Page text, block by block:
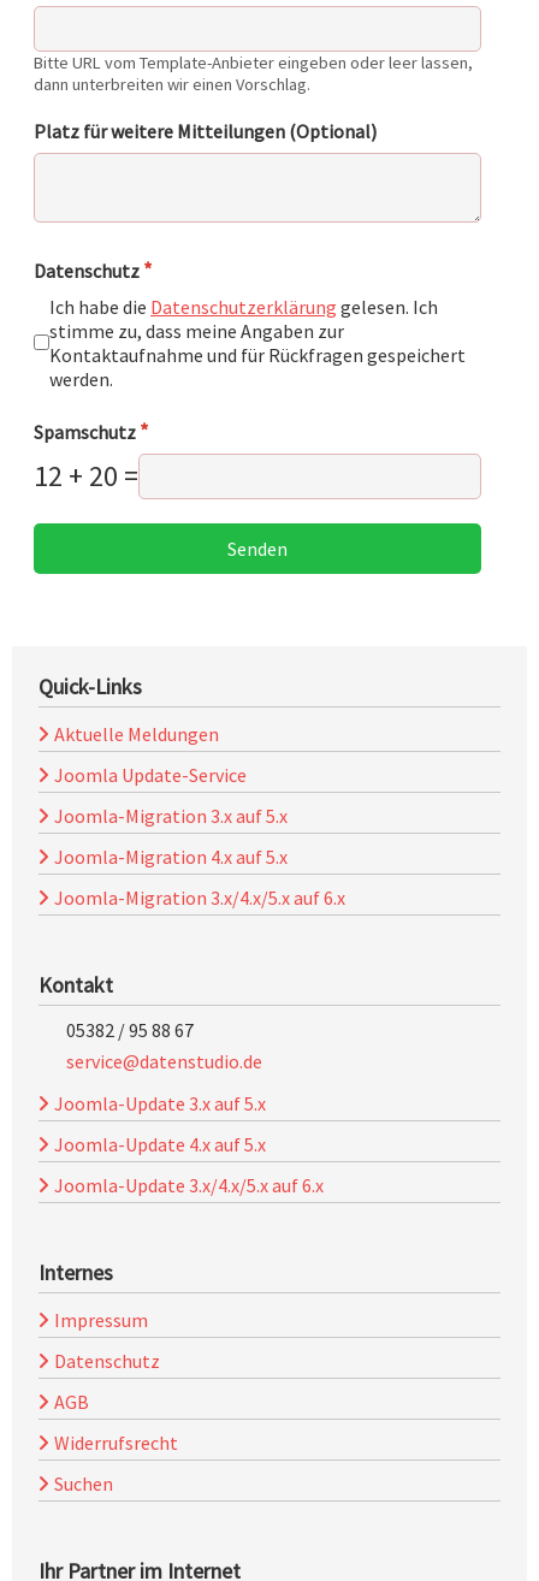
Bitte URL vom Template-Anbieter eingeben oder leer lassen,
dann unterbreiten wir einen Vorschlag.
Platz für weitere Mitteilungen (Optional)
Datenschutz *
Ich habe die Datenschutzerklärung gelesen. Ich
stimme zu, dass meine Angaben zur
Kontaktaufnahme und für Rückfragen gespeichert
werden.
Spamschutz *
12 + 20 =
Senden
Quick-Links
Aktuelle Meldungen
Joomla Update-Service
Joomla-Migration 3.x auf 5.x
Joomla-Migration 4.x auf 5.x
Joomla-Migration 3.x/4.x/5.x auf 6.x
Kontakt
05382 / 95 88 67
service@datenstudio.de
Joomla-Update 3.x auf 5.x
Joomla-Update 4.x auf 5.x
Joomla-Update 3.x/4.x/5.x auf 6.x
Internes
Impressum
Datenschutz
AGB
Widerrufsrecht
Suchen
Ihr Partner im Internet